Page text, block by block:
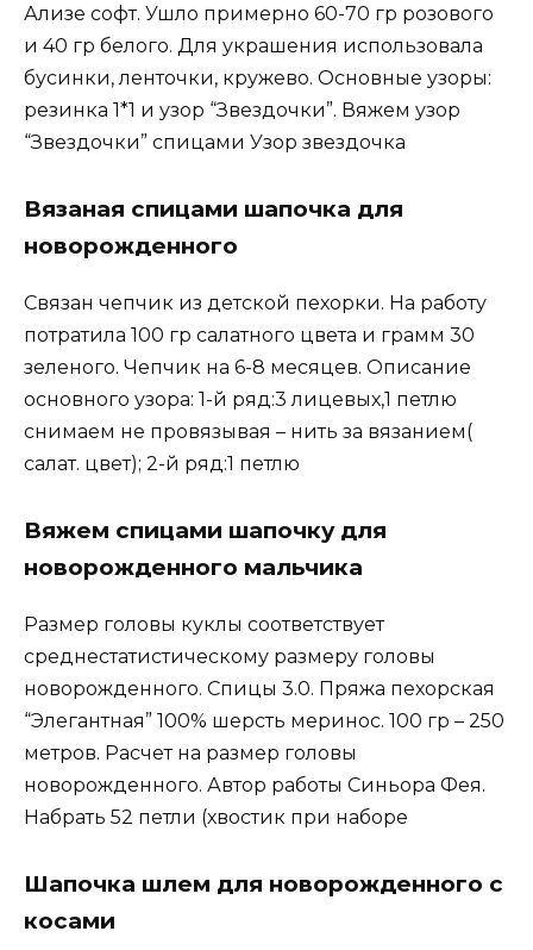
Ализе софт. Ушло примерно 60-70 гр розового
и 40 гр белого. Для украшения использовала
бусинки, ленточки, кружево. Основные узоры:
резинка 1*1 и узор “Звездочки”. Вяжем узор
“Звездочки” спицами Узор звездочка
Вязаная спицами шапочка для
новорожденного
Связан чепчик из детской пехорки. На работу
потратила 100 гр салатного цвета и грамм 30
зеленого. Чепчик на 6-8 месяцев. Описание
основного узора: 1-й ряд:3 лицевых,1 петлю
снимаем не провязывая – нить за вязанием(
салат. цвет); 2-й ряд:1 петлю
Вяжем спицами шапочку для
новорожденного мальчика
Размер головы куклы соответствует
среднестатистическому размеру головы
новорожденного. Спицы 3.0. Пряжа пехорская
“Элегантная” 100% шерсть меринос. 100 гр – 250
метров. Расчет на размер головы
новорожденного. Автор работы Синьора Фея.
Набрать 52 петли (хвостик при наборе
Шапочка шлем для новорожденного с
косами